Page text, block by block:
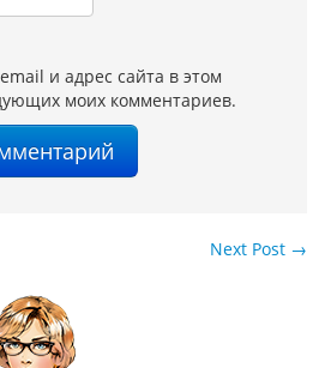
и адрес сайта в этом
моих комментариев.
Next Post →